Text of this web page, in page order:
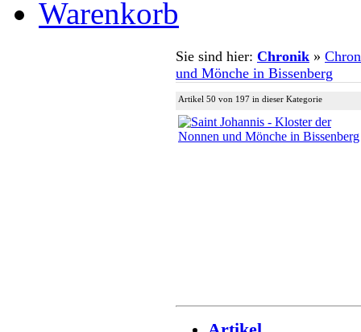
Warenkorb
Sie sind hier: Chronik »
und Mönche in Bissenberg
Artikel 50 von 197 in dieser Kategorie